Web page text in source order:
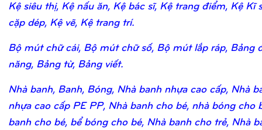
Kệ siêu thị, Kệ nấu ăn, Kệ bác sĩ, Kệ trang điểm, Kệ Kĩ
cặp dép, Kệ vẽ, Kệ trang trí.
Bộ mút chữ cái, Bộ mút chữ số, Bộ mút lắp ráp, Bảng
năng, Bảng từ, Bảng viết.
Nhà banh, Banh, Bóng, Nhà banh nhựa cao cấp, Nhà
nhựa cao cấp PE PP, Nhà banh cho bé, nhà bóng cho
banh cho bé, bể bóng cho bé, Nhà banh cho trẻ, Nhà